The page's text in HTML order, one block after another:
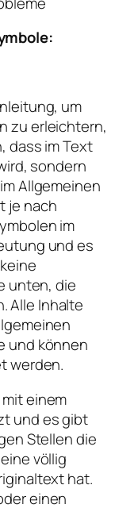
um
zu erleichtern,
dass im Text
sondern
Allgemeinen
je nach
im
und es
unten, die
Alle Inhalte
und können
werden.
einem
und es gibt
Stellen die
völlig
hat.
einen